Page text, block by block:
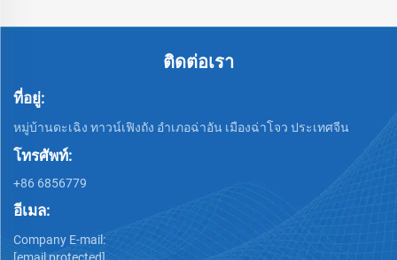
ติดต่อเรา
ที่อยู่:
หมู่บ้านดะเฉิง ทาวน์เฟิงถัง อำเภอฉ่าอัน เมืองฉ่าโจว ประเทศจีน
โทรศัพท์:
+86 6856779
อีเมล:
Company E-mail: